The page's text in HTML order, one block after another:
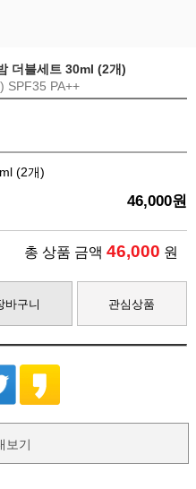
더블세트 30ml (2개)
SPF35 PA++
(2개)
46,000원
총 상품 금액 46,000 원
바구니 관심상품
보기